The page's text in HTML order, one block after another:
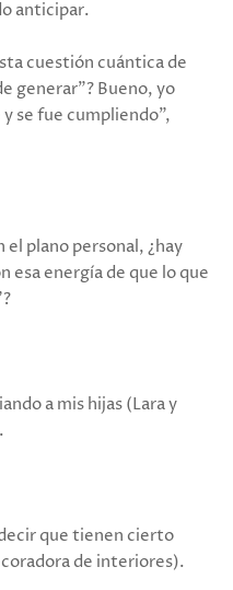
anticipar.
cuestión cuántica de
generar"? Bueno, yo
se fue cumpliendo",
el plano personal, ¿hay
esa energía de que lo que
a mis hijas (Lara y
que tienen cierto
de interiores).